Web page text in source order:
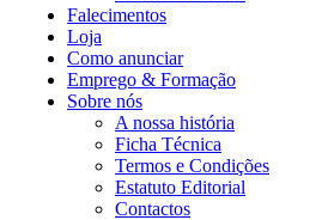
Falecimentos
Loja
Como anunciar
Emprego & Formação
Sobre nós
A nossa história
Ficha Técnica
Termos e Condições
Estatuto Editorial
Contactos